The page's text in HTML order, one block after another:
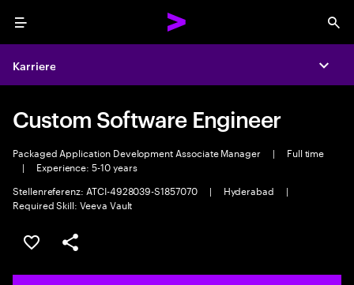
Menu
Karriere
Custom Software Engineer
Packaged Application Development Associate Manager |
Full time
|
Experience: 5-10 years
Stellenreferenz: ATCI-4928039-S1857070
| Hyderabad
|
Required Skill: Veeva Vault
JOB SPEICHERN
Teilen